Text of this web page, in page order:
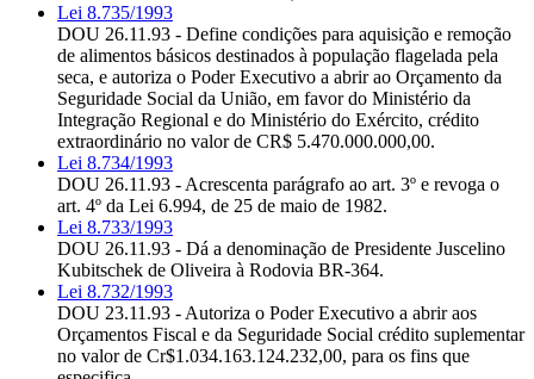
Lei 8.735/1993
DOU 26.11.93 - Define condições para aquisição e remoção
de alimentos básicos destinados à população flagelada pela
seca, e autoriza o Poder Executivo a abrir ao Orçamento da
Seguridade Social da União, em favor do Ministério da
Integração Regional e do Ministério do Exército, crédito
extraordinário no valor de CR$ 5.470.000.000,00.
Lei 8.734/1993
DOU 26.11.93 - Acrescenta parágrafo ao art. 3º e revoga o
art. 4º da Lei 6.994, de 25 de maio de 1982.
Lei 8.733/1993
DOU 26.11.93 - Dá a denominação de Presidente Juscelino
Kubitschek de Oliveira à Rodovia BR-364.
Lei 8.732/1993
DOU 23.11.93 - Autoriza o Poder Executivo a abrir aos
Orçamentos Fiscal e da Seguridade Social crédito suplementar
no valor de Cr$1.034.163.124.232,00, para os fins que